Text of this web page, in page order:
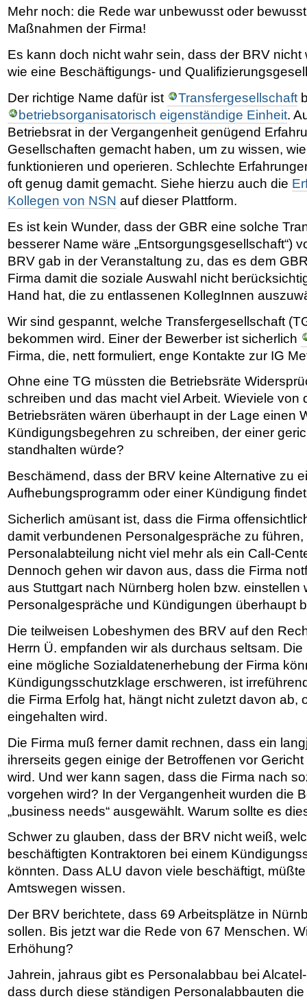
Mehr noch: die Rede war unbewusst oder
Maßnahmen der Firma!
Es kann doch nicht wahr sein, dass der BRV
wie eine Beschäftigungs- und
Der richtige Name dafür ist
Transfergesellschaft
betriebsorganisatorisch eigenständige Einheit.
Betriebsrat in der Vergangenheit genügend
Gesellschaften gemacht haben, um zu wissen,
funktionieren und operieren. Schlechte
oft genug damit gemacht. Siehe hierzu auch die
Kollegen von NSN auf dieser Plattform.
Es ist kein Wunder, dass der GBR eine solche
besserer Name wäre „Entsorgungsgesellschaft“)
BRV gab in der Veranstaltung zu, das es dem
Firma damit die soziale Auswahl nicht
Hand hat, die zu entlassenen KollegInnen
Wir sind gespannt, welche Transfergesellschaft
bekommen wird. Einer der Bewerber ist sicherlich
Firma, die, nett formuliert, enge Kontakte zur IG
Ohne eine TG müssten die Betriebsräte
schreiben und das macht viel Arbeit. Wieviele von
Betriebsräten wären überhaupt in der Lage einen
Kündigungsbegehren zu schreiben, der einer
standhalten würde?
Beschämend, dass der BRV keine Alternative zu
Aufhebungsprogramm oder einer Kündigung
Sicherlich amüsant ist, dass die Firma
damit verbundenen Personalgespräche zu führen,
Personalabteilung nicht viel mehr als ein Call-
Dennoch gehen wir davon aus, dass die Firma
aus Stuttgart nach Nürnberg holen bzw. einstellen
Personalgespräche und Kündigungen überhaupt
Die teilweisen Lobeshymen des BRV auf den
Herrn Ü. empfanden wir als durchaus seltsam.
eine mögliche Sozialdatenerhebung der Firma
Kündigungsschutzklage erschweren, ist
die Firma Erfolg hat, hängt nicht zuletzt davon ab,
eingehalten wird.
Die Firma muß ferner damit rechnen, dass ein
ihrerseits gegen einige der Betroffenen vor
wird. Und wer kann sagen, dass die Firma nach
vorgehen wird? In der Vergangenheit wurden die
„business needs“ ausgewählt. Warum sollte es
Schwer zu glauben, dass der BRV nicht weiß,
beschäftigten Kontraktoren bei einem
könnten. Dass ALU davon viele beschäftigt,
Amtswegen wissen.
Der BRV berichtete, dass 69 Arbeitsplätze in
sollen. Bis jetzt war die Rede von 67 Menschen.
Erhöhung?
Jahrein, jahraus gibt es Personalabbau bei
dass durch diese ständigen Personalabbauten